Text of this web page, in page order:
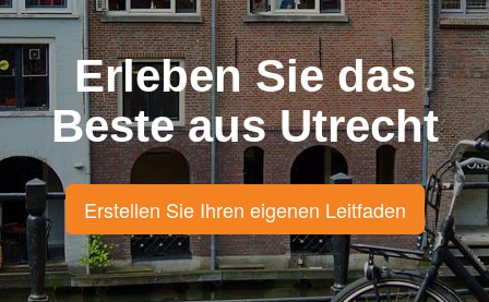
Erleben Sie das
Beste aus Utrecht
Erstellen Sie Ihren eigenen Leitfaden